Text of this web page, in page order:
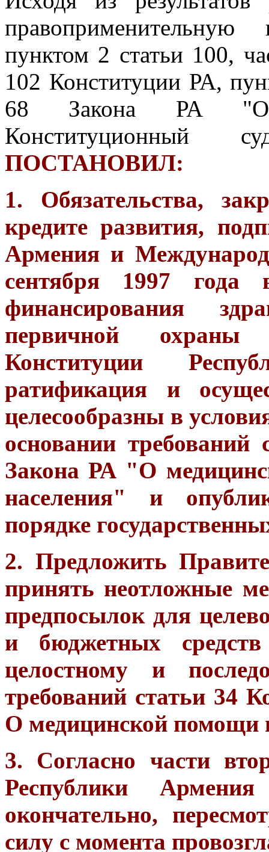
правоприменительную
пунктом 2 статьи 100,
102 Конституции РА,
68 Закона РА "О
Конституционный
ПОСТАНОВИЛ:
1. Обязательства,
кредите развития,
Армения и
сентября 1997 года
финансирования
первичной охраны
Конституции
ратификация и
целесообразны в
основании
Закона РА "О
населения" и
порядке
2. Предложить
принять неотложные
предпосылок для
и бюджетных
целостному и
требований статьи 34
О медицинской помощи
3. Согласно части
Республики Армения
окончательно,
силу с момента